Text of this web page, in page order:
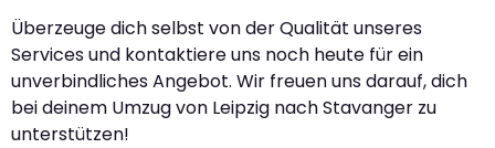
Überzeuge dich selbst von der Qualität unseres
Services und kontaktiere uns noch heute für ein
unverbindliches Angebot. Wir freuen uns darauf, dich
bei deinem Umzug von Leipzig nach Stavanger zu
unterstützen!